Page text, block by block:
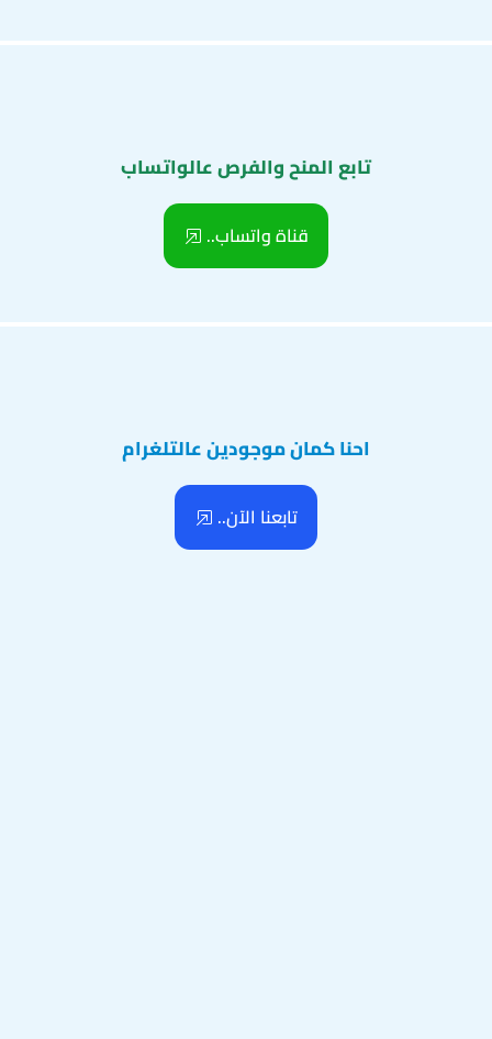
تابع المنح والفرص عالواتساب
قناة واتساب..
احنا كمان موجودين عالتلغرام
تابعنا الآن..